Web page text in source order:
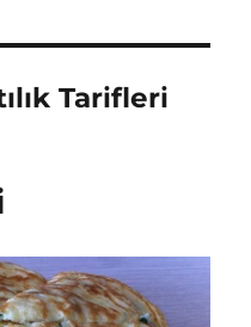
Tarifleri